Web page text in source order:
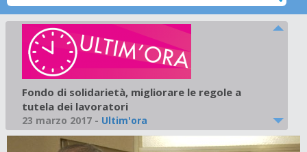
Fondo di solidarietà, migliorare le regole a
tutela dei lavoratori
23 marzo 2017 - Ultim'ora